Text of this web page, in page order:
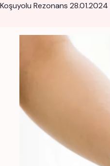
Koşuyolu Rezonans 28.01.2024